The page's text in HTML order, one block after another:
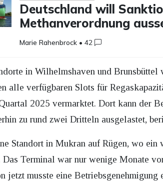
Deutschland will
Methanverordnung
Marie Rahenbrock •42
in Wilhelmshaven und Brunsbüttel
alle verfügbaren Slots für
2025 vermarktet. Dort kann der
zu rund zwei Dritteln ausgelastet,
Standort in Mukran auf Rügen, wo
Das Terminal war nur wenige Monate
jetzt musste eine